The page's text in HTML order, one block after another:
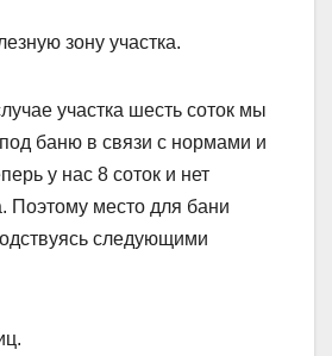
зону участка.
участка шесть соток мы
баню в связи с нормами и
у нас 8 соток и нет
Поэтому место для бани
следующими